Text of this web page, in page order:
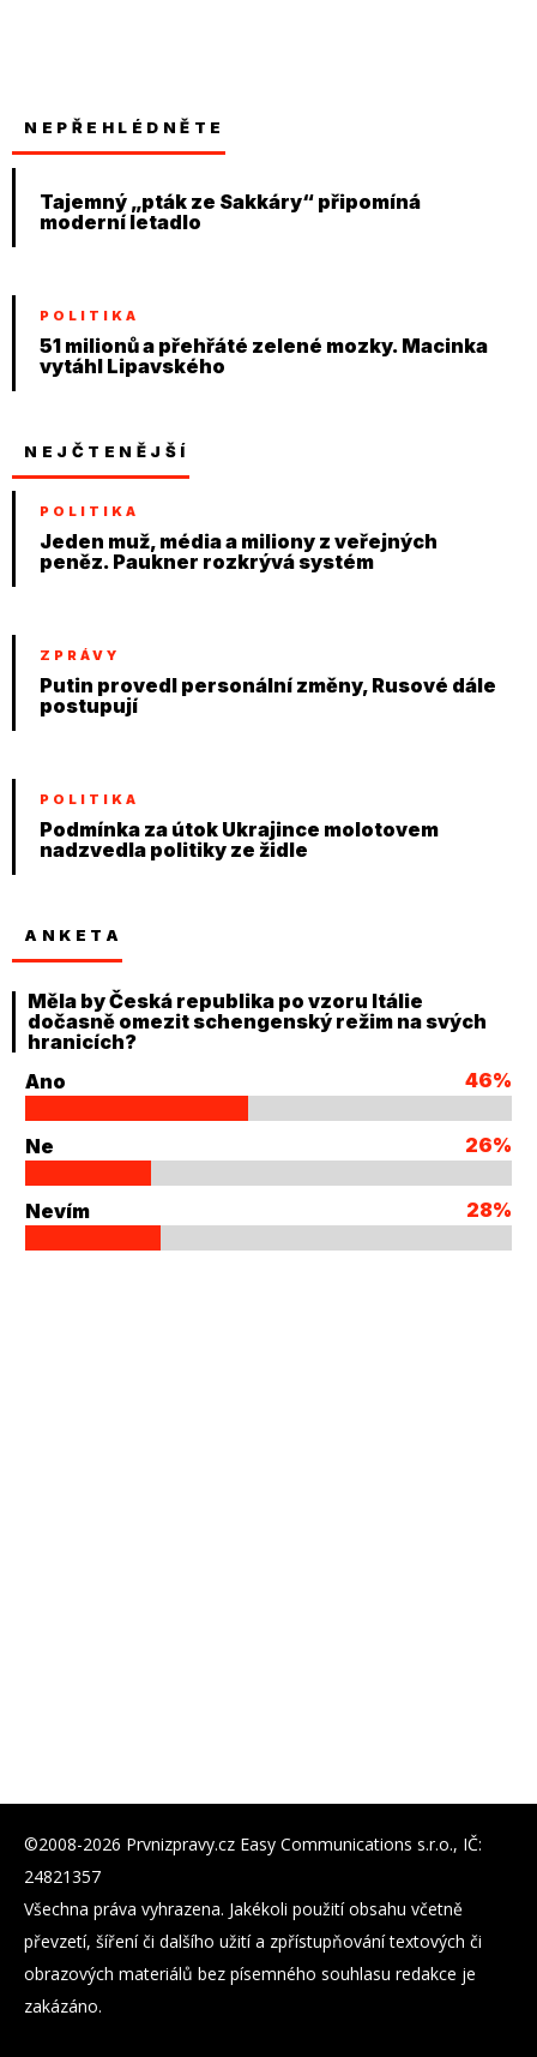
NEPŘEHLÉDNĚTE
Tajemný „pták ze Sakkáry“ připomíná
moderní letadlo
POLITIKA
51 milionů a přehřáté zelené mozky. Macinka
vytáhl Lipavského
NEJČTENĚJŠÍ
POLITIKA
Jeden muž, média a miliony z veřejných
peněz. Paukner rozkrývá systém
ZPRÁVY
Putin provedl personální změny, Rusové dále
postupují
POLITIKA
Podmínka za útok Ukrajince molotovem
nadzvedla politiky ze židle
ANKETA
Měla by Česká republika po vzoru Itálie
dočasně omezit schengenský režim na svých
hranicích?
Ano
46%
Ne 26%
Nevím 28%
©2008-2026 Prvnizpravy.cz Easy Communications s.r.o., IČ:
24821357
Všechna práva vyhrazena. Jakékoli použití obsahu včetně
převzetí, šíření či dalšího užití a zpřístupňování textových či
obrazových materiálů bez písemného souhlasu redakce je
zakázáno.